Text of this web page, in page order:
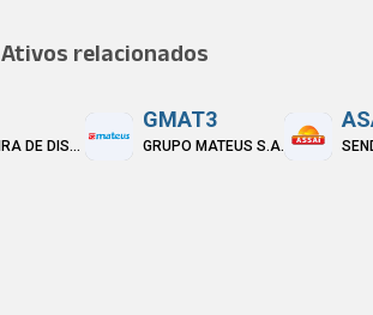
Ativos relacionados
CIA BRASILEIRA DE DISTRIBUICAO
GMAT3
GRUPO MATEUS S.A.